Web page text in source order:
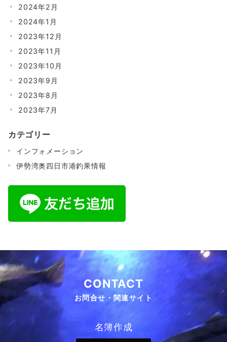
2024年2月
2024年1月
2023年12月
2023年11月
2023年10月
2023年9月
2023年8月
2023年7月
カテゴリー
インフォメーション
伊勢湾奥四日市港釣果情報
CONTACT
お問合せ・関連サイト
名簿作成